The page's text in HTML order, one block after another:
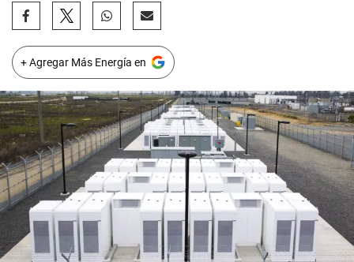
+ Agregar Más Energía en